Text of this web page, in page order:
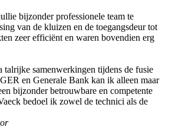
bijzonder professionele team te
van de kluizen en de toegangsdeur tot
zeer efficiënt en waren bovendien erg
talrijke samenwerkingen tijdens de fusie
en Generale Bank kan ik alleen maar
bijzonder betrouwbare en competente
bedoel ik zowel de technici als de